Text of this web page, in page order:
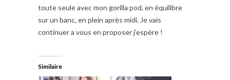
toute seule avec mon gorilla pod, en équilibre
sur un banc, en plein après midi. Je vais
continuer a vous en proposer j’espère !
Similaire